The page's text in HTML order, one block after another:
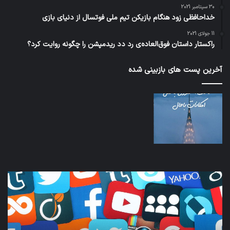
30 سپتامبر 2021
خداحافظی زود هنگام بازیکن تیم ملی فوتسال از دنیای بازی
11 جولای 2021
راکستار داستان فوق‌العاده‌ی رد دد ریدمپشن را چگونه روایت کرد؟
آخرین پست های بازبینی شده
کدام
برنامه‌های
پیام‌رسان
اطلاعات
کاربران